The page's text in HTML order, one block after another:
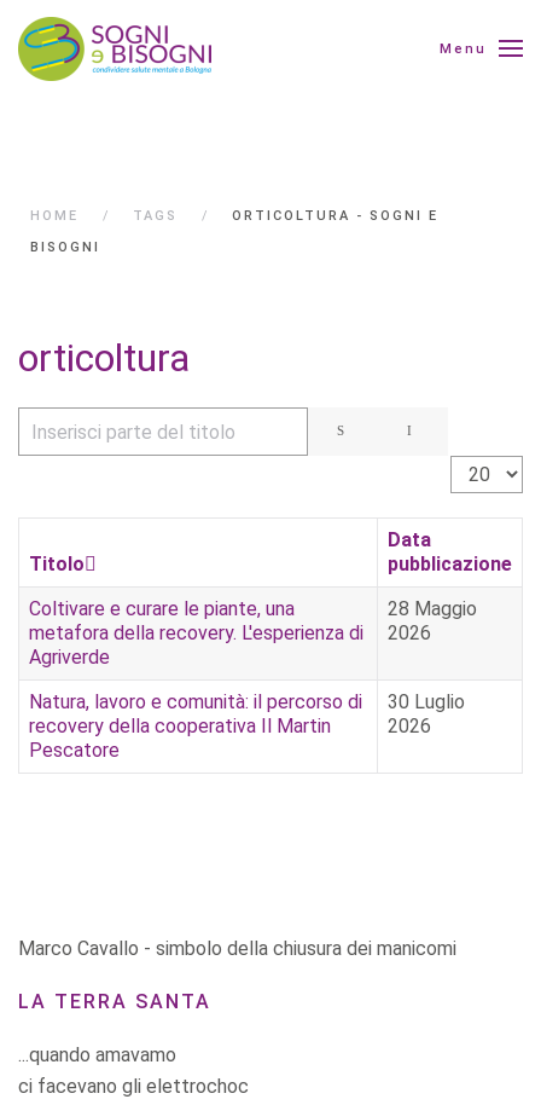
Menu
HOME TAGS
ORTICOLTURA - SOGNI E
BISOGNI
orticoltura
Inserisci parte del titolo
Visualizza
Titolo
Data
pubblicazione
Coltivare e curare le piante, una
metafora della recovery. L'esperienza di
Agriverde
28 Maggio
2026
Natura, lavoro e comunità: il percorso di
recovery della cooperativa Il Martin
Pescatore
30 Luglio
2026
Marco Cavallo - simbolo della chiusura dei manicomi
LA TERRA SANTA
...quando amavamo
ci facevano gli elettrochoc